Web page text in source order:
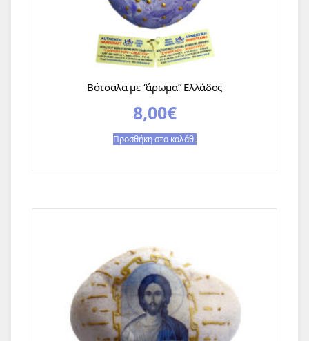
Βότσαλα με “άρωμα” Ελλάδος
8,00€
Προσθήκη στο καλάθι